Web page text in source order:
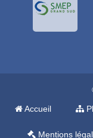
Accueil
Mentions